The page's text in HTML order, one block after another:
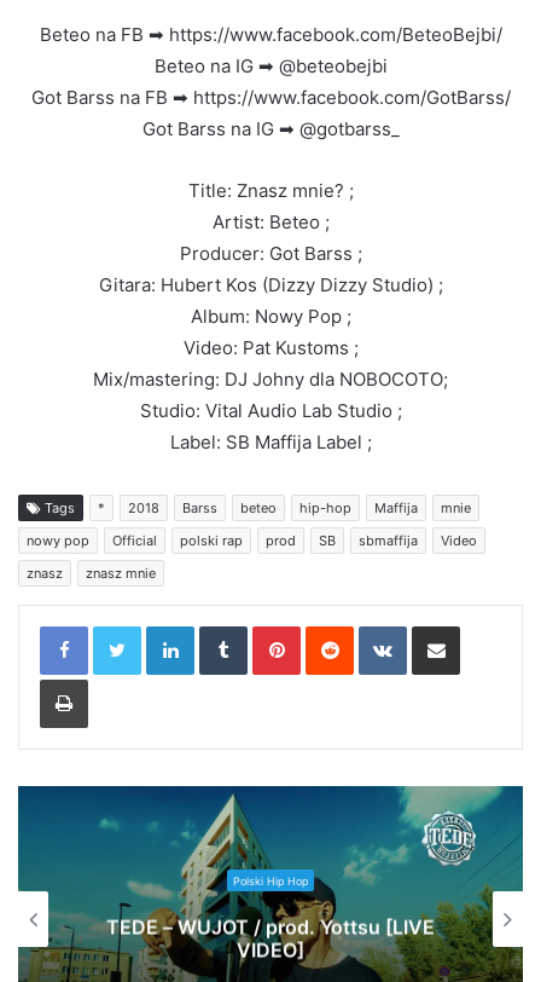
Beteo na FB ➡ https://www.facebook.com/BeteoBejbi/
Beteo na IG ➡ @beteobejbi
Got Barss na FB ➡ https://www.facebook.com/GotBarss/
Got Barss na IG ➡ @gotbarss_
Title: Znasz mnie? ;
Artist: Beteo ;
Producer: Got Barss ;
Gitara: Hubert Kos (Dizzy Dizzy Studio) ;
Album: Nowy Pop ;
Video: Pat Kustoms ;
Mix/mastering: DJ Johny dla NOBOCOTO;
Studio: Vital Audio Lab Studio ;
Label: SB Maffija Label ;
Tags * 2018 Barss beteo hip-hop Maffija
mnie
nowy pop
Official polski rap prod SB sbmaffija
Video
znasz
znasz mnie
LinkedInTumblrPinterestReddit VKontakteShare via Email
Print
Polski Hip Hop
TEDE – WUJOT / prod. Yottsu [LIVE
VIDEO]